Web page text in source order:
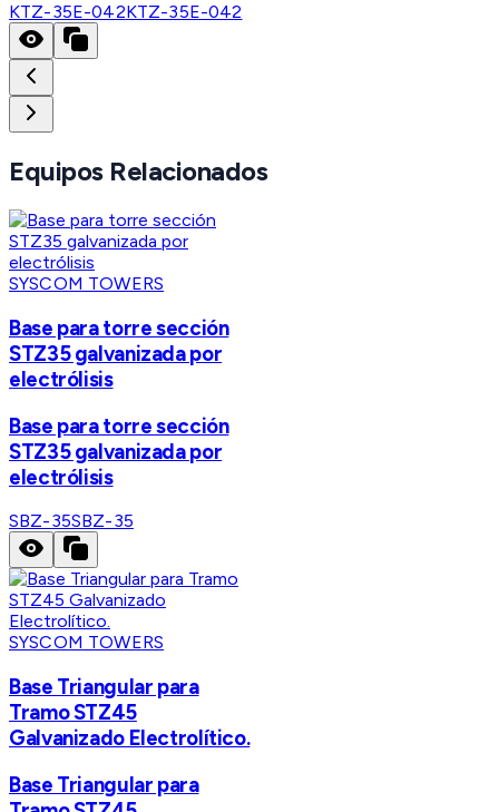
KTZ-35E-042KTZ-35E-042
Equipos Relacionados
SYSCOM TOWERS
Base para torre sección
STZ35 galvanizada por
electrólisis
Base para torre sección
STZ35 galvanizada por
electrólisis
SBZ-35SBZ-35
SYSCOM TOWERS
Base Triangular para
Tramo STZ45
Galvanizado Electrolítico.
Base Triangular para